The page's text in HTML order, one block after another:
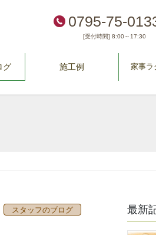
0795-75-
[受付時間] 8:00～17:30
グ 施工例 家事ラ
スタッフのブログ 最新